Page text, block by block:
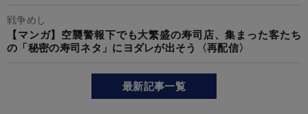
戦争めし
【マンガ】空襲警報下でも大繁盛の寿司店、集まった客たち
の「秘密の寿司ネタ」にヨダレが出そう〈再配信〉
最新記事一覧